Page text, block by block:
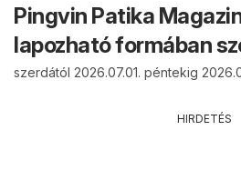
Pingvin Patika
lapozható formában
szerdától 2026.07.01. péntekig
HIRDETÉS